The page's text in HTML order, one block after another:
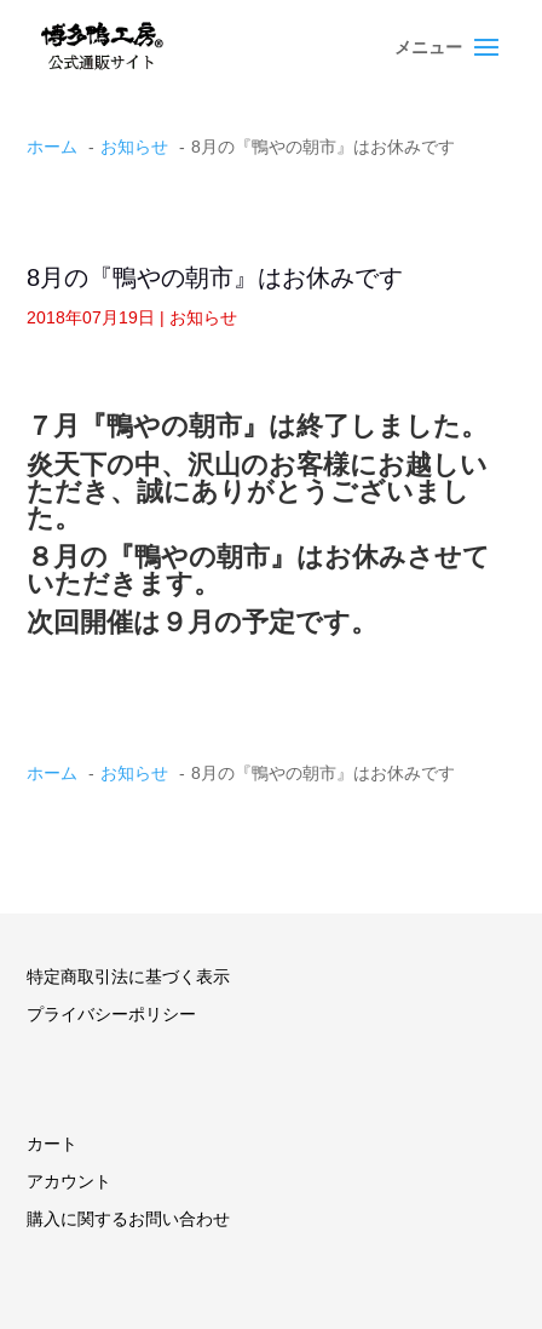
content
content
ホーム お知らせ 8月の『鴨やの朝市』はお休みです
8月の『鴨やの朝市』はお休みです
2018年07月19日 | お知らせ
７月『鴨やの朝市』は終了しました。
炎天下の中、沢山のお客様にお越しい
ただき、誠にありがとうございまし
た。
８月の『鴨やの朝市』はお休みさせて
いただきます。
次回開催は９月の予定です。
ホーム お知らせ 8月の『鴨やの朝市』はお休みです
特定商取引法に基づく表示
プライバシーポリシー
カート
アカウント
購入に関するお問い合わせ